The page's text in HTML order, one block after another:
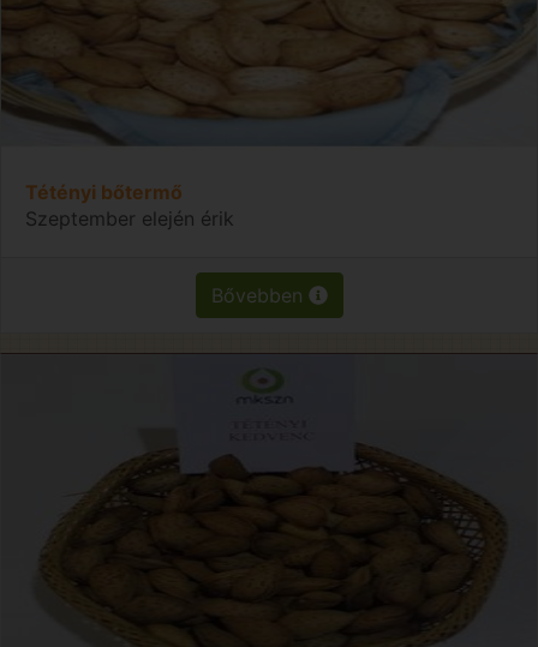
Tétényi bőtermő
Szeptember elején érik
Bővebben